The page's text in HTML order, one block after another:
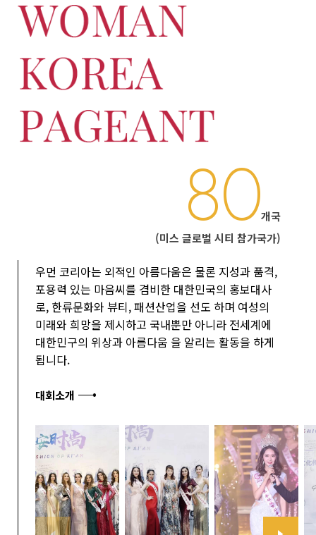
80개국
(미스 글로벌 시티 참가국가)
우먼 코리아는 외적인 아름다움은 물론 지성과 품격,
포용력 있는 마음씨를 겸비한 대한민국의 홍보대사
로, 한류문화와 뷰티, 패션산업을 선도 하며 여성의
미래와 희망을 제시하고 국내뿐만 아니라 전세계에
대한민구의 위상과 아름다움 을 알리는 활동을 하게
됩니다.
대회소개